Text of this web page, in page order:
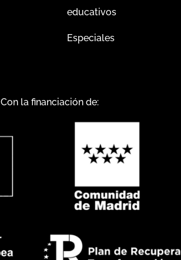
educativos
Especiales
Con la financiación de: